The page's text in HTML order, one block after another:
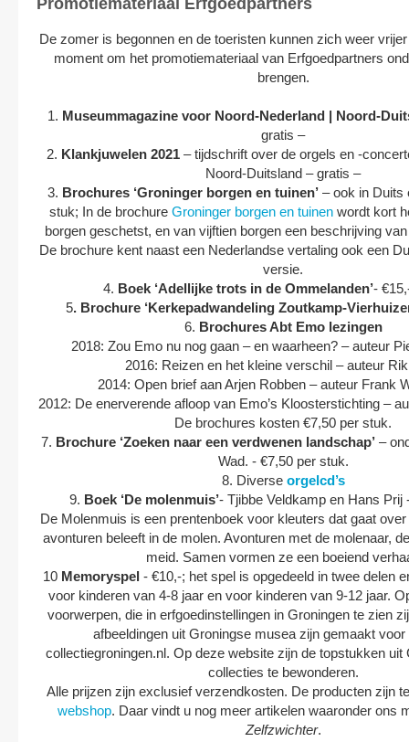
De zomer is begonnen en de toeristen kunnen zich weer
moment om het promotiemateriaal van Erfgoedpartners
brengen.
1. Museummagazine voor Noord-Nederland | Noord-
gratis –
2. Klankjuwelen 2021 – tijdschrift over de orgels en -
Noord-Duitsland – gratis –
3. Brochures ‘Groninger borgen en tuinen’– ook in Duits
stuk; In de brochure Groninger borgen en tuinen wordt kort
borgen geschetst, en van vijftien borgen een beschrijving
De brochure kent naast een Nederlandse vertaling ook een
versie.
4. Boek ‘Adellijke trots in de Ommelanden’-
5. Brochure ‘Kerkepadwandeling Zoutkamp-
6. Brochures Abt Emo lezingen
2018: Zou Emo nu nog gaan – en waarheen? – auteur
2016: Reizen en het kleine verschil – auteur
2014: Open brief aan Arjen Robben – auteur Frank
2012: De enerverende afloop van Emo’s Kloosterstichting –
De brochures kosten €7,50 per stuk.
7. Brochure ‘Zoeken naar een verdwenen landschap’–
Wad. - €7,50 per stuk.
8. Diverse orgelcd’s
9. Boek ‘De molenmuis’- Tjibbe Veldkamp en Hans Prij
De Molenmuis is een prentenboek voor kleuters dat gaat
avonturen beleeft in de molen. Avonturen met de molenaar,
meid. Samen vormen ze een boeiend
10 Memoryspel - €10,-; het spel is opgedeeld in twee delen
voor kinderen van 4-8 jaar en voor kinderen van 9-12 jaar.
voorwerpen, die in erfgoedinstellingen in Groningen te zien
afbeeldingen uit Groningse musea zijn gemaakt
collectiegroningen.nl. Op deze website zijn de topstukken uit
collecties te bewonderen.
Alle prijzen zijn exclusief verzendkosten. De producten zijn
webshop. Daar vindt u nog meer artikelen waaronder ons
Zelfzwichter.